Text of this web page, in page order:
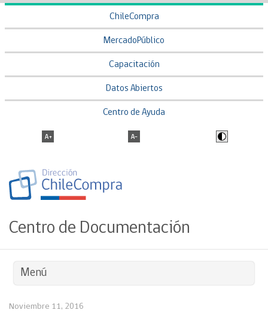
ChileCompra
MercadoPúblico
Capacitación
Datos Abiertos
Centro de Ayuda
Centro de Documentación
Menú
Noviembre 11, 2016